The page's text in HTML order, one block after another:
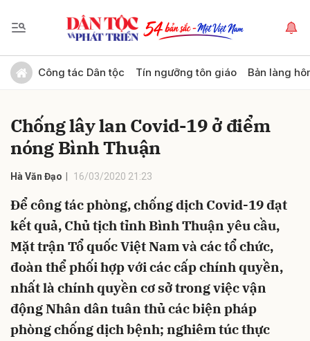
Công tác Dân tộc Tín ngưỡng tôn giáo Bản làng
Chống lây lan Covid-19 ở điểm
nóng Bình Thuận
Hà Văn Đạo 16/03/2020 21:23
Để công tác phòng, chống dịch Covid-19 đạt
kết quả, Chủ tịch tỉnh Bình Thuận yêu cầu,
Mặt trận Tổ quốc Việt Nam và các tổ chức,
đoàn thể phối hợp với các cấp chính quyền,
nhất là chính quyền cơ sở trong việc vận
động Nhân dân tuân thủ các biện pháp
phòng chống dịch bệnh; nghiêm túc thực
Gửi bình luận
Hủy Gửi